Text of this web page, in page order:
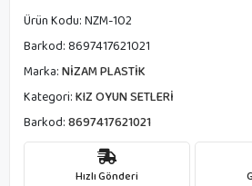
Ürün Kodu:NZM-102
Barkod:8697417621021
Marka:NİZAM PLASTİK
Kategori:KIZ OYUN SETLERİ
Barkod:8697417621021
Hızlı Gönderi